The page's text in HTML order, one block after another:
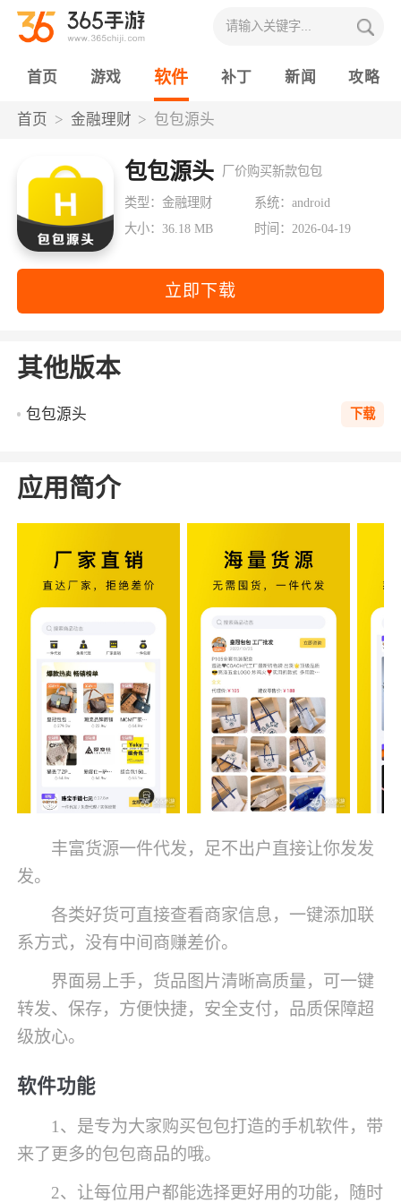
首页 游戏 软件 补丁 新闻 攻略
首页 金融理财 包包源头
包包源头 厂价购买新款包包
类型：金融理财
系统：android
大小：36.18 MB
时间：2026-04-19
立即下载
其他版本
包包源头 下载
应用简介
丰富货源一件代发，足不出户直接让你发发
发。
各类好货可直接查看商家信息，一键添加联
系方式，没有中间商赚差价。
界面易上手，货品图片清晰高质量，可一键
转发、保存，方便快捷，安全支付，品质保障超
级放心。
软件功能
1、是专为大家购买包包打造的手机软件，带
来了更多的包包商品的哦。
2、让每位用户都能选择更好用的功能，随时